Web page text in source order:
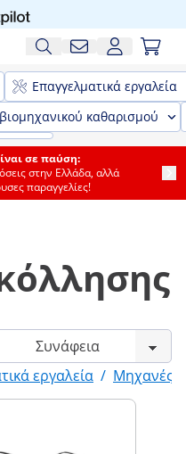
Επαγγελματικά εργαλεία
καθαρισμού
σε παύση:
στην Ελλάδα, αλλά
παραγγελίες!
εργαλεία / Μηχανές